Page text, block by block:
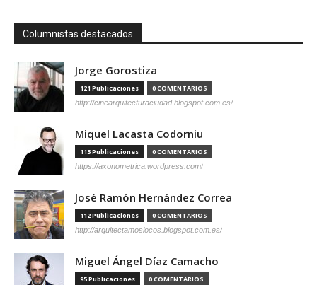
Columnistas destacados
Jorge Gorostiza
121 Publicaciones 0 COMENTARIOS
http://cinearquitecturaciudad.blogspot.com.es/
Miquel Lacasta Codorniu
113 Publicaciones 0 COMENTARIOS
https://axonometrica.wordpress.com/
José Ramón Hernández Correa
112 Publicaciones 0 COMENTARIOS
http://arquitectamoslocos.blogspot.com.es/
Miguel Ángel Díaz Camacho
95 Publicaciones 0 COMENTARIOS